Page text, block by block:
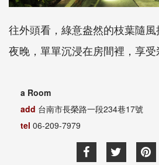
往外頭看，綠意盎然的枝葉隨
夜晚，單單沉浸在房間裡，享受
a Room
add 台南市長榮路一段234巷17號
tel 06-209-7979